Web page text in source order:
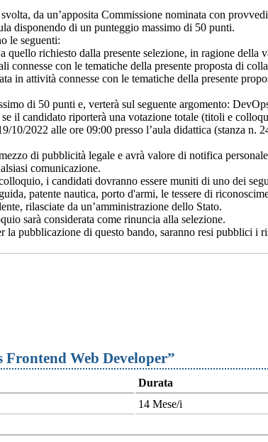
da un’apposita Commissione nominata con
disponendo di un punteggio massimo di 50 punti.
le seguenti:
quello richiesto dalla presente selezione, in ragione della
connesse con le tematiche della presente proposta di
in attività connesse con le tematiche della presente
di 50 punti e, verterà sul seguente argomento:
se il candidato riporterà una votazione totale (titoli e
2022 alle ore 09:00 presso l’aula didattica (stanza n.
di pubblicità legale e avrà valore di notifica
comunicazione.
i candidati dovranno essere muniti di uno dei
patente nautica, porto d'armi, le tessere di
rilasciate da un’amministrazione dello Stato.
sarà considerata come rinuncia alla selezione.
la pubblicazione di questo bando, saranno resi pubblici i
Web Developer”
Durata
14 Mese/i